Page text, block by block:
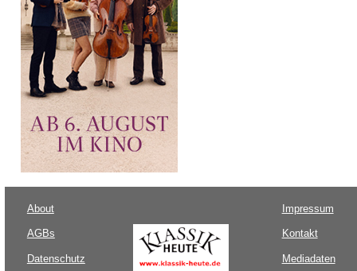
About
AGBs
Datenschutz
Impressum
Kontakt
Mediadaten